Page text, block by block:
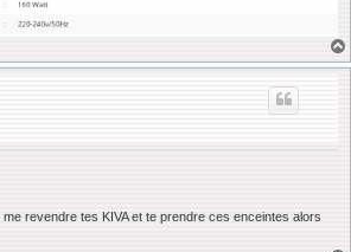
revendre tes KIVA et te prendre ces enceintes alors